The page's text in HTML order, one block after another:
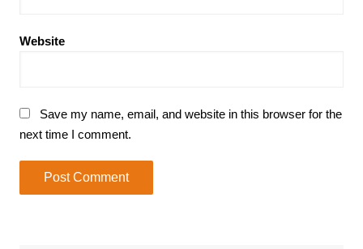
Website
Save my name, email, and website in this browser for the
next time I comment.